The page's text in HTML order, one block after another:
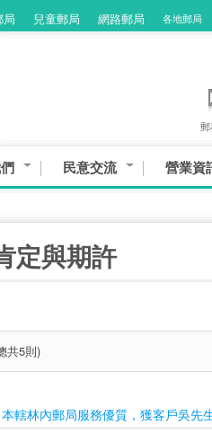
局 兒童郵局 網路郵局 各地郵局
民意交流 營業資
定與期許
共5則)
本轄林內郵局服務優質，獲客戶吳先